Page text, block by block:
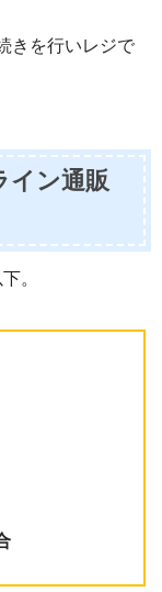
きを行いレジで
イン通販
。